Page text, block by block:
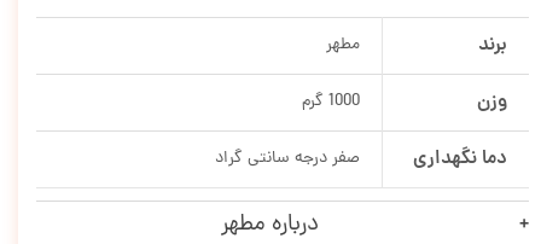
برند مطهر
وزن 1000 گرم
دما نگهداری صفر درجه سانتی گراد
درباره مطهر